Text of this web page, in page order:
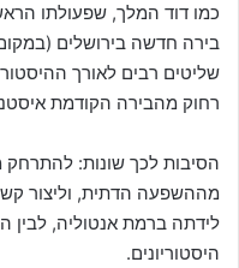
כמו דוד המלך, שפעולתו
בירה חדשה בירושלים
שליטים רבים לאורך
רחוק מהבירה הקודמת
הסיבות לכך שונות:
מההשפעה הדתית, וליצור
לידתה ברמת אנטוליה, לבין
היסטוריונים.